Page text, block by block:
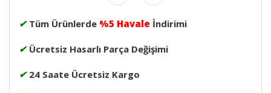
✔ Tüm Ürünlerde %5 Havale İndirimi
✔ Ücretsiz Hasarlı Parça Değişimi
✔ 24 Saate Ücretsiz Kargo